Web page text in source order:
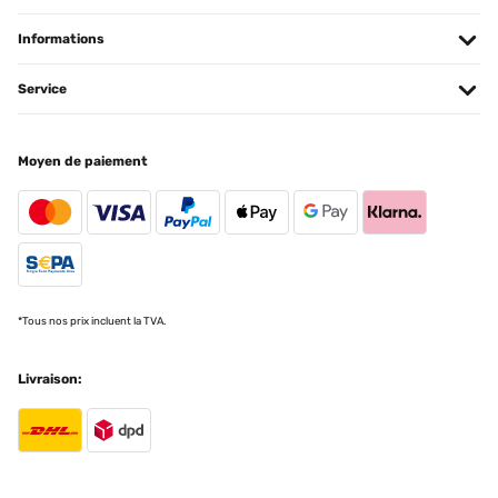
Traduire
Cet espace de jardin présente des finitions correctes.Le modèle
installé fait 1800x900x600.L'emballage carton correct de
930x665x60 (mm) et peut se porter aisément.Quelques fines
bavures résultant des découpes sont perceptibles, sans danger
particulier en utilisant des gants pour le montage.Placer les
grand repli en bas) ou neutralisées par l'assemblage (zone contact
de 6/10ème conviennent et présentent une durabilité
convient parfaitement à cet usage sans risque de rupture au
serrage manuel.J'ai ajouté une tige filetée M6 pour limiter la
déformation au milieu des longueurs des bacs. Cette précaution
Informations
Service
Moyen de paiement
*Tous nos prix incluent la TVA.
Livraison: